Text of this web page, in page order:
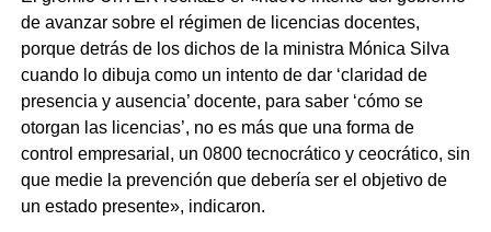
de avanzar sobre el régimen de licencias docentes,
porque detrás de los dichos de la ministra Mónica Silva
cuando lo dibuja como un intento de dar ‘claridad de
presencia y ausencia’ docente, para saber ‘cómo se
otorgan las licencias’, no es más que una forma de
control empresarial, un 0800 tecnocrático y ceocrático, sin
que medie la prevención que debería ser el objetivo de
un estado presente», indicaron.